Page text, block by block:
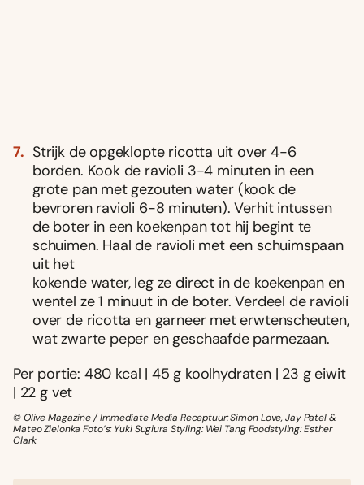
Strijk de opgeklopte ricotta uit over 4-6
borden. Kook de ravioli 3-4 minuten in een
grote pan met gezouten water (kook de
bevroren ravioli 6-8 minuten). Verhit intussen
de boter in een koekenpan tot hij begint te
schuimen. Haal de ravioli met een schuimspaan
uit het
kokende water, leg ze direct in de koekenpan en
wentel ze 1 minuut in de boter. Verdeel de ravioli
over de ricotta en garneer met erwtenscheuten,
wat zwarte peper en geschaafde parmezaan.
Per portie: 480 kcal | 45 g koolhydraten | 23 g eiwit
| 22 g vet
© Olive Magazine / Immediate Media Receptuur: Simon Love, Jay Patel &
Mateo Zielonka Foto’s: Yuki Sugiura Styling: Wei Tang Foodstyling: Esther
Clark